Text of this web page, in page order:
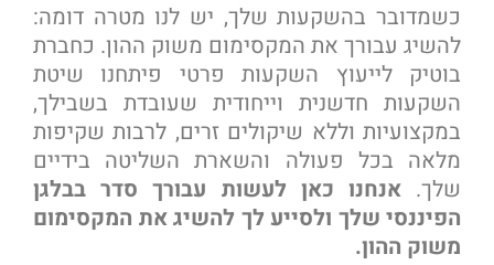
כשמדובר בהשקעות שלך, יש לנו מטרה דומה:
להשיג עבורך את המקסימום משוק ההון. כחברת
בוטיק לייעוץ השקעות פרטי פיתחנו שיטת
השקעות חדשנית וייחודית שעובדת בשבילך,
במקצועיות וללא שיקולים זרים, לרבות שקיפות
מלאה בכל פעולה והשארת השליטה בידיים
שלך.אנחנו כאן לעשות עבורך סדר בבלגן
הפיננסי שלך ולסייע לך להשיג את המקסימום
משוק ההון.